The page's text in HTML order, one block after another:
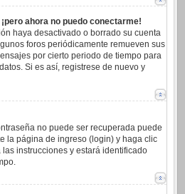
ahora no puedo conectarme!
haya desactivado o borrado su cuenta
foros periódicamente remueven sus
por cierto periodo de tiempo para
Si es así, registrese de nuevo y
no puede ser recuperada puede
la página de ingreso (login) y haga clic
las instrucciones y estará identificado